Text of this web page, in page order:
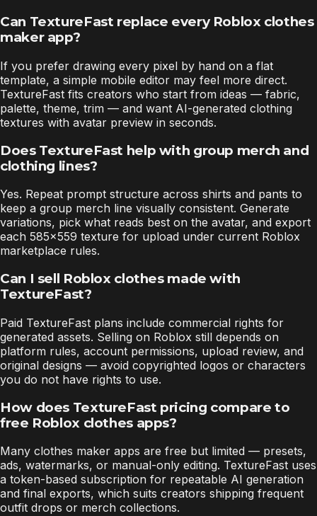
Can TextureFast replace every Roblox clothes
maker app?
If you prefer drawing every pixel by hand on a flat
template, a simple mobile editor may feel more direct.
TextureFast fits creators who start from ideas — fabric,
palette, theme, trim — and want AI-generated clothing
textures with avatar preview in seconds.
Does TextureFast help with group merch and
clothing lines?
Yes. Repeat prompt structure across shirts and pants to
keep a group merch line visually consistent. Generate
variations, pick what reads best on the avatar, and export
each 585×559 texture for upload under current Roblox
marketplace rules.
Can I sell Roblox clothes made with
TextureFast?
Paid TextureFast plans include commercial rights for
generated assets. Selling on Roblox still depends on
platform rules, account permissions, upload review, and
original designs — avoid copyrighted logos or characters
you do not have rights to use.
How does TextureFast pricing compare to
free Roblox clothes apps?
Many clothes maker apps are free but limited — presets,
ads, watermarks, or manual-only editing. TextureFast uses
a token-based subscription for repeatable AI generation
and final exports, which suits creators shipping frequent
outfit drops or merch collections.